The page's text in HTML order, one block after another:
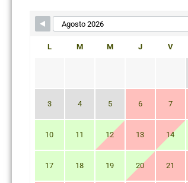
L M M J V
3 4 5 6 7
10 11 12 13 14
17 18 19 20 21